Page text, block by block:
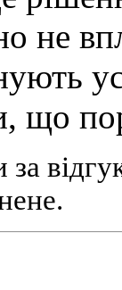
не
що
за